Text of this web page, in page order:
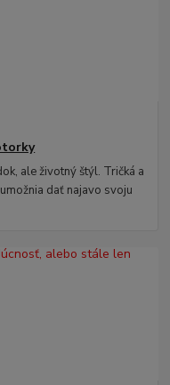
ale životný štýl. Tričká a
dať najavo svoju